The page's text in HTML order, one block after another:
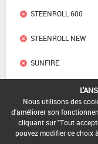
STEENROLL 600
STEENROLL NEW
SUNFIRE
SYRMIONE 600 SC
TERANO
TROOPER
Nous utilisons des
d'améliorer son
cliquant sur "Tout
pouvez modifier ce choix